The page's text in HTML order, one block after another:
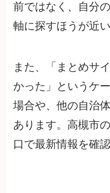
前ではなく、自分
軸に探すほうが近
また、「まとめサ
かった」というケ
場合や、他の自治
あります。高槻市
口で最新情報を確